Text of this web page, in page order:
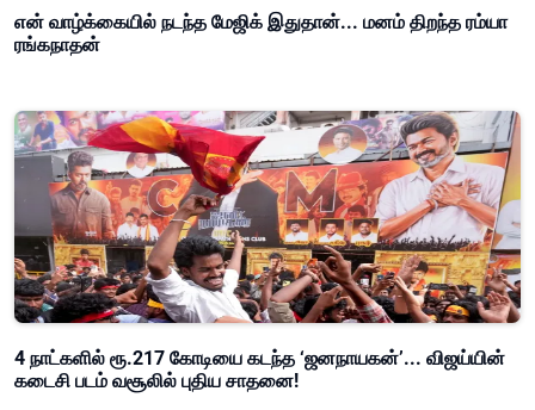
என் வாழ்க்கையில் நடந்த மேஜிக் இதுதான்... மனம் திறந்த ரம்யா
ரங்கநாதன்
4 நாட்களில் ரூ.217 கோடியை கடந்த ‘ஜனநாயகன்’... விஜய்யின்
கடைசி படம் வசூலில் புதிய சாதனை!